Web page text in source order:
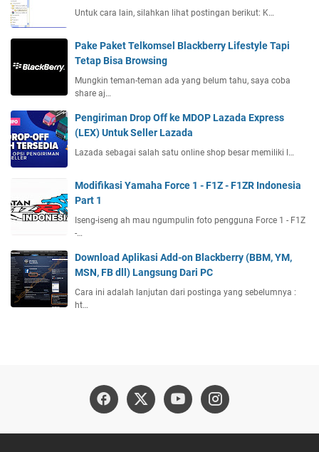
Untuk cara lain, silahkan lihat postingan berikut: K…
Pake Paket Telkomsel Blackberry Lifestyle Tapi
Tetap Bisa Browsing
Mungkin teman-teman ada yang belum tahu, saya coba
share aj…
Pengiriman Drop Off ke MDOP Lazada Express
(LEX) Untuk Seller Lazada
Lazada sebagai salah satu online shop besar memiliki l…
Modifikasi Yamaha Force 1 - F1Z - F1ZR Indonesia
Part 1
Iseng-iseng ah mau ngumpulin foto pengguna Force 1 - F1Z
-…
Download Aplikasi Add-on Blackberry (BBM, YM,
MSN, FB dll) Langsung Dari PC
Cara ini adalah lanjutan dari postinga yang sebelumnya :
ht…